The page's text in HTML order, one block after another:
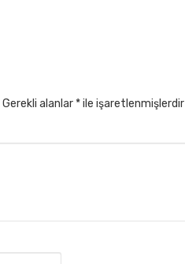
Gerekli alanlar *ile işaretlenmişlerdir